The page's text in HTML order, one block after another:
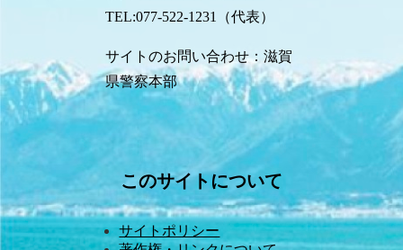
TEL:077-522-1231（代表）
サイトのお問い合わせ：滋賀
県警察本部
このサイトについて
サイトポリシー